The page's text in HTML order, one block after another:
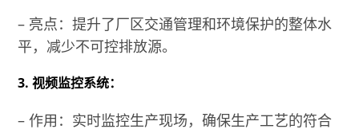
– 亮点：提升了厂区交通管理和环境保护的整体水
平，减少不可控排放源。
3. 视频监控系统：
– 作用：实时监控生产现场，确保生产工艺的符合